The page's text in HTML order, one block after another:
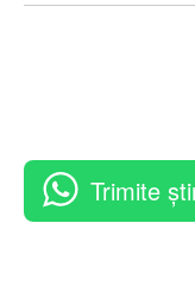
Trimite